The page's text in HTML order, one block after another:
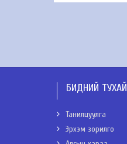
БИДНИЙ ТУХАЙ
Танилцуулга
Эрхэм зорилго